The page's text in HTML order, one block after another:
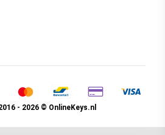
- 2026 © OnlineKeys.nl